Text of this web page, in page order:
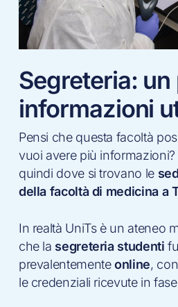
Segreteria: un
informazioni
Pensi che questa facoltà
vuoi avere più
quindi dove si trovano le
della facoltà di medicina a
In realtà UniTs è un ateneo
che la segreteria studenti
prevalentementeonline,
le credenziali ricevute in